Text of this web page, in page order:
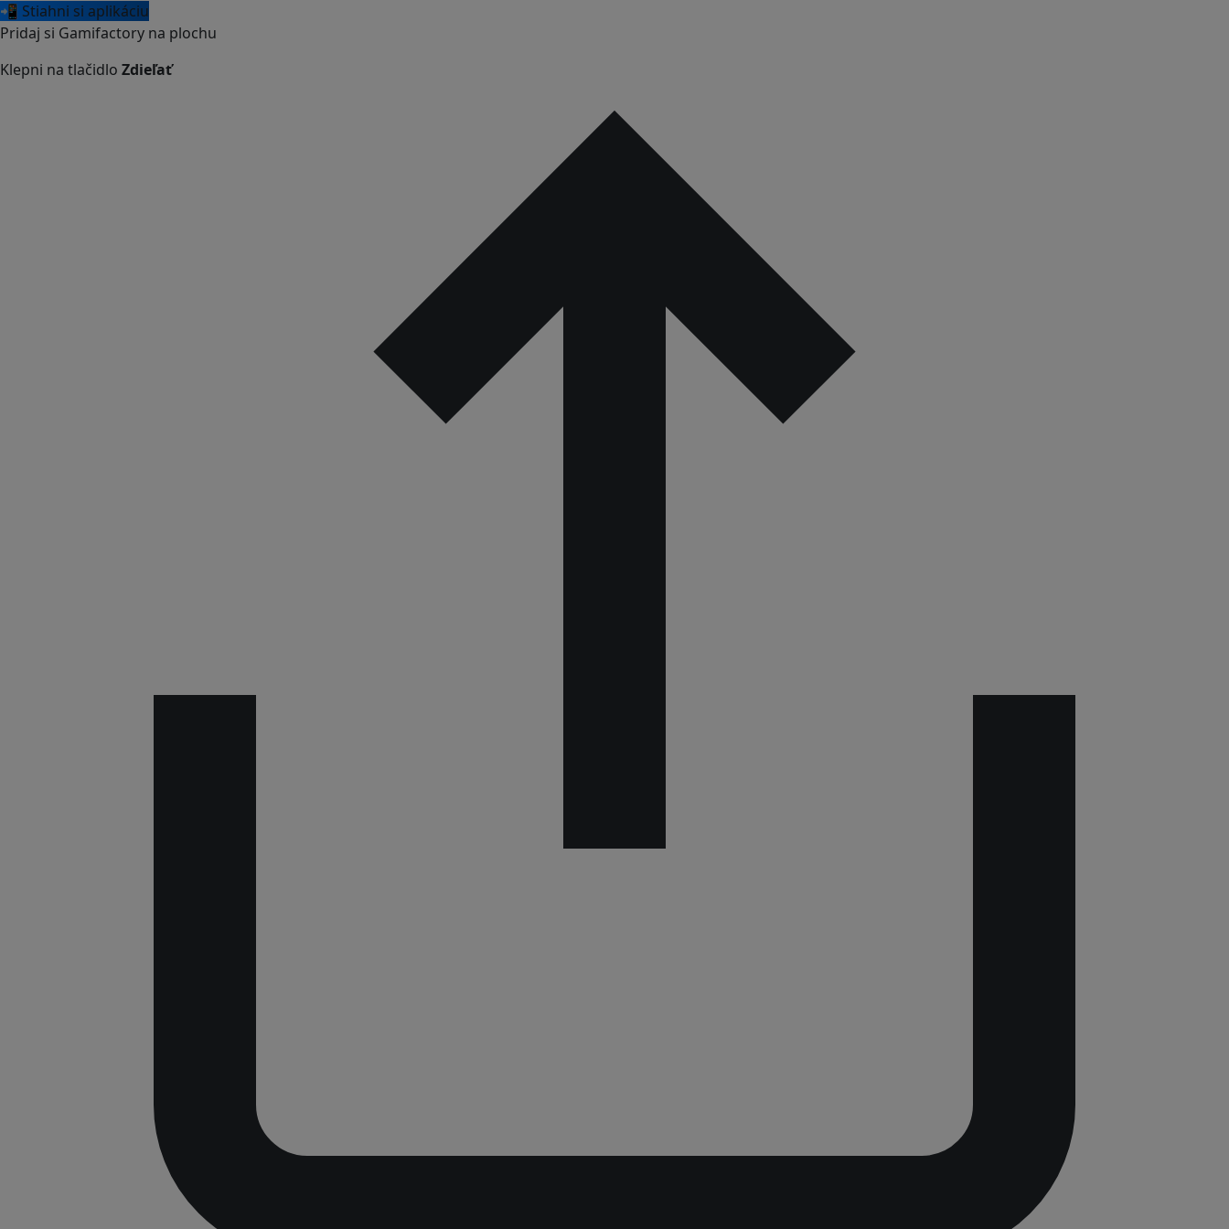
📲 Stiahni si aplikáciu
Pridaj si Gamifactory na plochu
Klepni na tlačidlo Zdieľať